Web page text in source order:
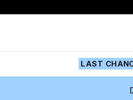
LAST